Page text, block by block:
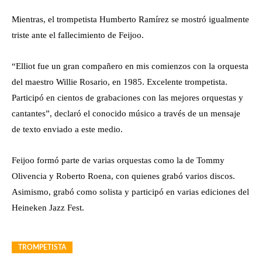
Mientras, el trompetista Humberto Ramírez se mostró igualmente
triste ante el fallecimiento de Feijoo.
“Elliot fue un gran compañero en mis comienzos con la orquesta
del maestro Willie Rosario, en 1985. Excelente trompetista.
Participó en cientos de grabaciones con las mejores orquestas y
cantantes”, declaró el conocido músico a través de un mensaje
de texto enviado a este medio.
Feijoo formó parte de varias orquestas como la de Tommy
Olivencia y Roberto Roena, con quienes grabó varios discos.
Asimismo, grabó como solista y participó en varias ediciones del
Heineken Jazz Fest.
TROMPETISTA